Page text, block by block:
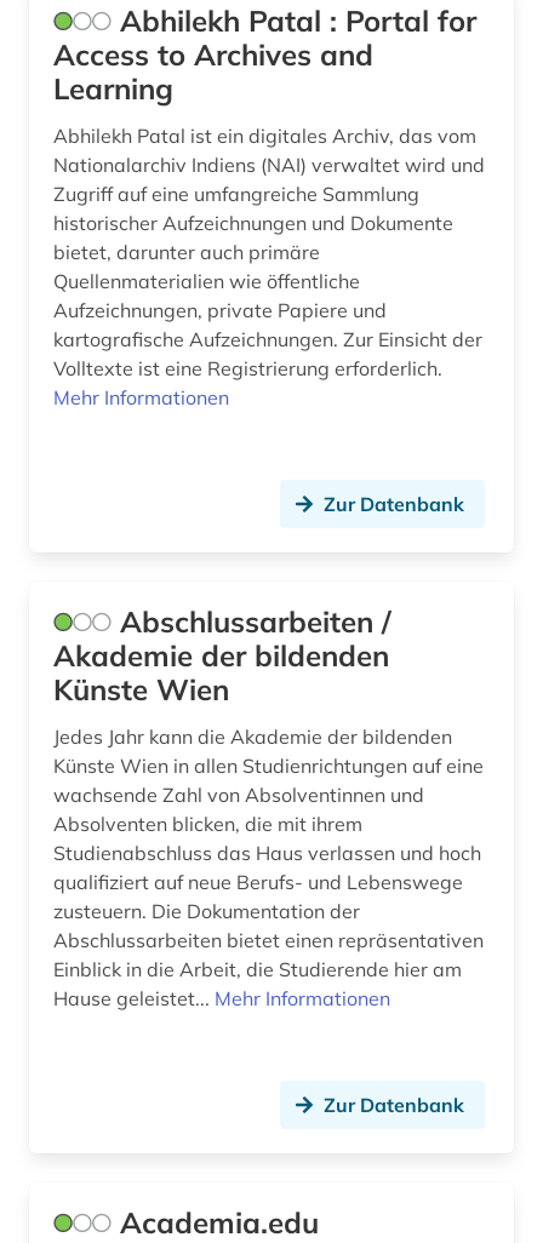
bio- und geophysik (1)
biologie (1)
biologiestudium (1)
biomedizinische technik (1)
biowissenschaften (1)
book e (1)
briefsammlung (3)
buchgeschichte (1)
buchhandel (1)
buchwissenschaft (1)
burkina faso (1)
böhmen (1)
charité - universitätsmedizin (1)
charles (1809-1882) (1)
darwin, charles | naturwissenschaftler;
Abhilekh Patal : Portal for
Access to Archives and
Learning
Abhilekh Patal ist ein digitales Archiv, das vom
Nationalarchiv Indiens (NAI) verwaltet wird und
Zugriff auf eine umfangreiche Sammlung
historischer Aufzeichnungen und Dokumente
bietet, darunter auch primäre
Quellenmaterialien wie öffentliche
Aufzeichnungen, private Papiere und
kartografische Aufzeichnungen. Zur Einsicht der
Volltexte ist eine Registrierung erforderlich.
Mehr Informationen
Zur Datenbank
Abschlussarbeiten /
Akademie der bildenden
Künste Wien
Jedes Jahr kann die Akademie der bildenden
Künste Wien in allen Studienrichtungen auf eine
wachsende Zahl von Absolventinnen und
Absolventen blicken, die mit ihrem
Studienabschluss das Haus verlassen und hoch
qualifiziert auf neue Berufs- und Lebenswege
zusteuern. Die Dokumentation der
Abschlussarbeiten bietet einen repräsentativen
Einblick in die Arbeit, die Studierende hier am
Hause geleistet... Mehr Informationen
Zur Datenbank
Academia.edu